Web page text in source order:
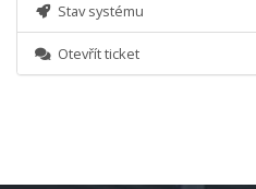
Stav systému
Otevřít ticket